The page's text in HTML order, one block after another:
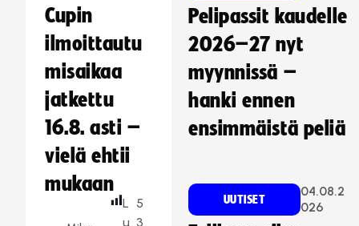
Cupin
ilmoittautu
misaikaa
jatkettu
16.8. asti –
vielä ehtii
mukaan
L
u
5
3
Pelipassit kaudelle
2026–27 nyt
myynnissä –
hanki ennen
ensimmäistä peliä
UUTISET
04.08.2
026